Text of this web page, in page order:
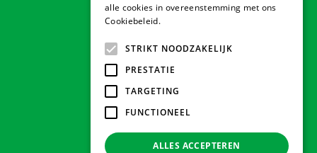
Contact & Openingstijden
Tuindorado Gorredijk
Tuindorado Wolvega
alle cookies in overeenstemming met ons
Cookiebeleid.
STRIKT NOODZAKELIJK
PRESTATIE
TARGETING
FUNCTIONEEL
ALLES ACCEPTEREN